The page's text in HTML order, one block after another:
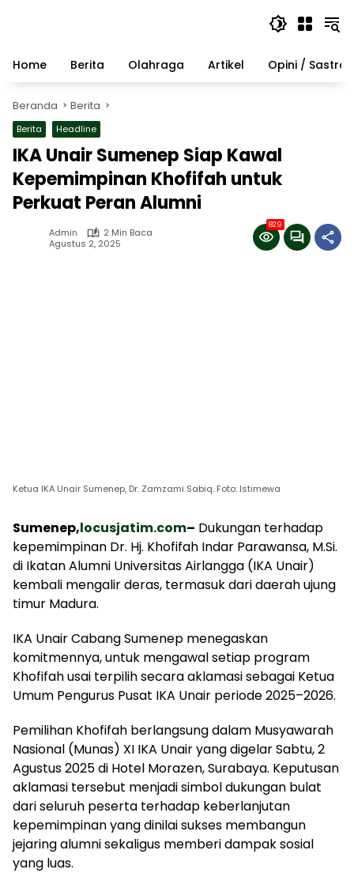
Home
Berita Olahraga Artikel Opini / Sastra
Beranda Berita
Berita Headline
IKA Unair Sumenep Siap Kawal
Kepemimpinan Khofifah untuk
Perkuat Peran Alumni
Admin
2 Min Baca
Agustus 2, 2025
829
Ketua IKA Unair Sumenep, Dr. Zamzami Sabiq. Foto: Istimewa
Sumenep,locusjatim.com– Dukungan terhadap
kepemimpinan Dr. Hj. Khofifah Indar Parawansa, M.Si.
di Ikatan Alumni Universitas Airlangga (IKA Unair)
kembali mengalir deras, termasuk dari daerah ujung
timur Madura.
IKA Unair Cabang Sumenep menegaskan
komitmennya, untuk mengawal setiap program
Khofifah usai terpilih secara aklamasi sebagai Ketua
Umum Pengurus Pusat IKA Unair periode 2025–2026.
Pemilihan Khofifah berlangsung dalam Musyawarah
Nasional (Munas) XI IKA Unair yang digelar Sabtu, 2
Agustus 2025 di Hotel Morazen, Surabaya. Keputusan
aklamasi tersebut menjadi simbol dukungan bulat
dari seluruh peserta terhadap keberlanjutan
kepemimpinan yang dinilai sukses membangun
jejaring alumni sekaligus memberi dampak sosial
yang luas.